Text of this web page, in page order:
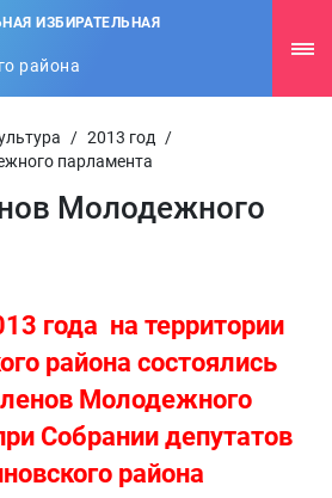
ИЗБИРАТЕЛЬНАЯ
района
/ 2013 год
/
парламента
Молодежного
года на территории
района состоялись
Молодежного
Собрании депутатов
района